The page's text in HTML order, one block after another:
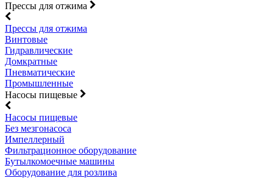
Прессы для отжима
Прессы для отжима
Винтовые
Гидравлические
Домкратные
Пневматические
Промышленные
Насосы пищевые
Насосы пищевые
Без мезгонасоса
Импеллерный
Фильтрационное оборудование
Бутылкомоечные машины
Оборудование для розлива